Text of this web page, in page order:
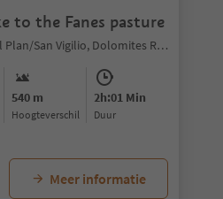
to the Fanes pasture
San Vigilio, Al Plan/San Vigilio, Dolomites Region Kronplatz/Plan de Corones
540 m
Hoogteverschil
2h:01 Min
Duur
Meer informatie